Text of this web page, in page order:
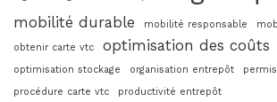
mobilité durable mobilité responsable
obtenir carte vtc
optimisation des coûts
optimisation stockage
organisation entrepôt
procédure carte vtc
productivité entrepôt